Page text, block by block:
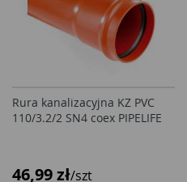
Rura kanalizacyjna KZ PVC
110/3.2/2 SN4 coex PIPELIFE
46,99 zł/szt